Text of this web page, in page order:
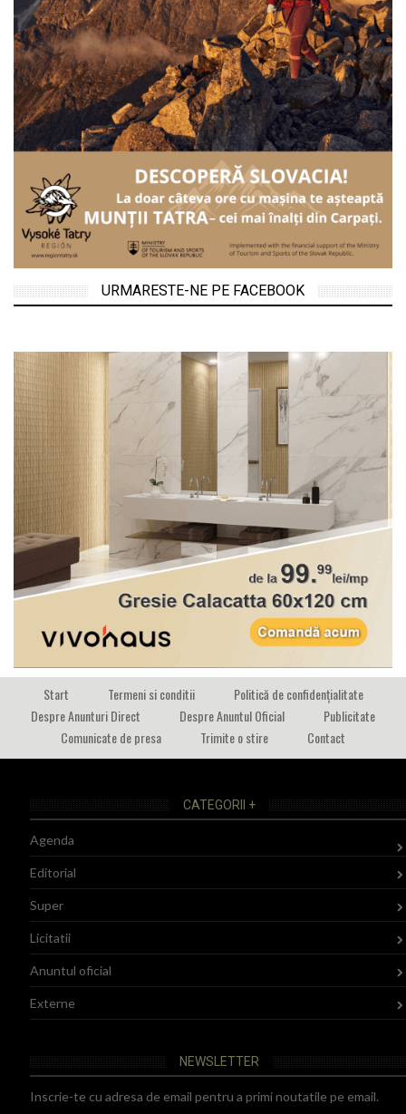
URMARESTE-NE PE FACEBOOK
Start Termeni si conditii
Politică de confidențialitate
Despre Anunturi Direct
Despre Anuntul Oficial
Publicitate
Comunicate de presa
Trimite o stire Contact
CATEGORII +
Agenda
Editorial
Super
Licitatii
Anuntul oficial
Externe
NEWSLETTER
Inscrie-te cu adresa de email pentru a primi noutatile pe email.